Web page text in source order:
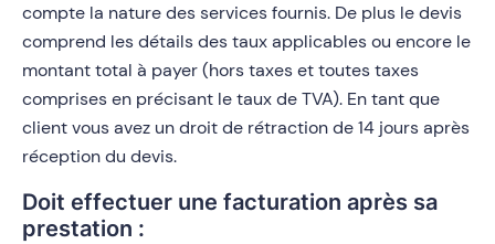
compte la nature des services fournis. De plus le devis
comprend les détails des taux applicables ou encore le
montant total à payer (hors taxes et toutes taxes
comprises en précisant le taux de TVA). En tant que
client vous avez un droit de rétraction de 14 jours après
réception du devis.
Doit effectuer une facturation après sa
prestation :